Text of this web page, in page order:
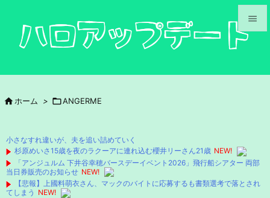



次へ

検索
 ホーム > ANGERME
小さなすれ違いが、夫を追い詰めていく
杉原めいさ15歳を夜のラクーアに連れ込む櫻井リーさん21歳 NEW!
「アンジュルム 下井谷幸穂バースデーイベント2026」飛行船シアター 両部
当日券販売のお知らせ NEW!
【悲報】上國料萌衣さん、マックのバイトに応募するも書類選考で落とされ
てしまう NEW!